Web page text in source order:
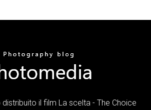
il film La scelta - The Choice